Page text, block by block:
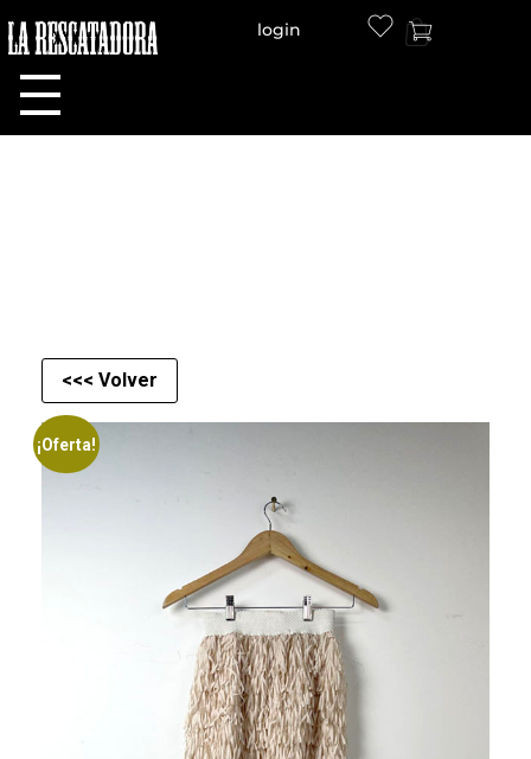
LA RESCATADORA
login
<<< Volver
¡Oferta!